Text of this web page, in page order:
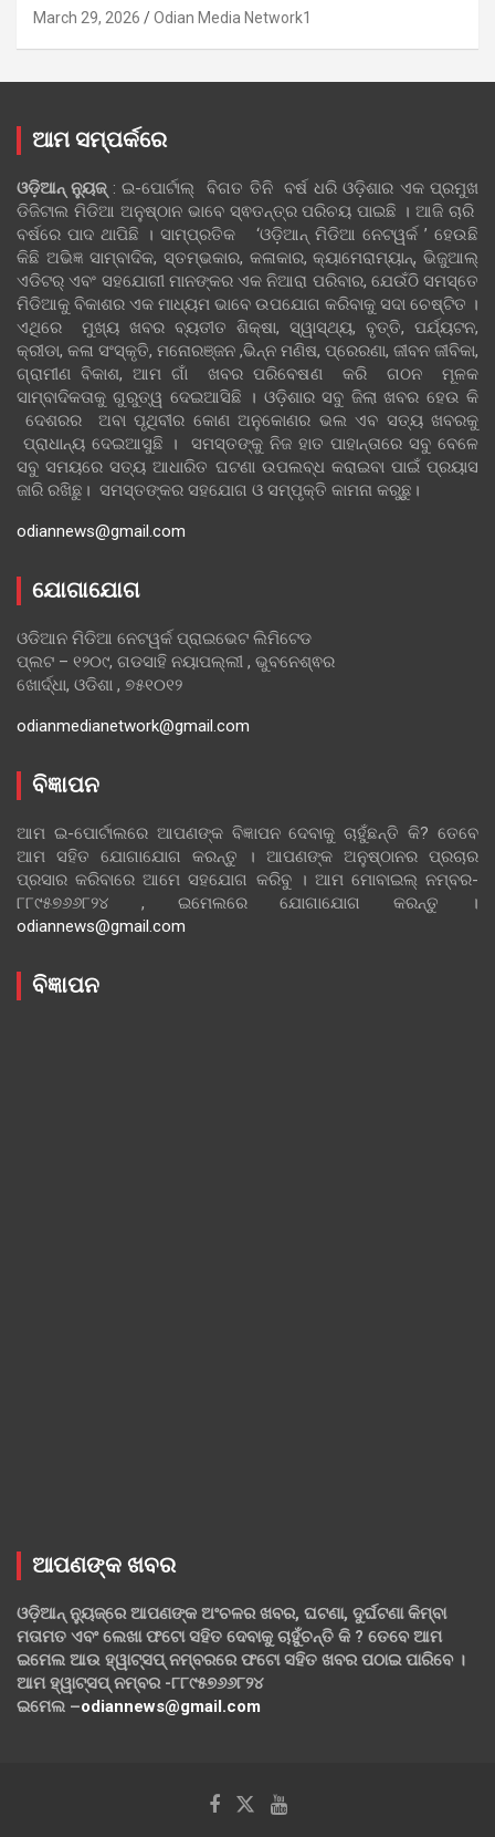
March 29, 2026 Odian Media Network1
ଆମ ସମ୍ପର୍କରେ
ଓଡ଼ିଆନ୍‍ ନ୍ୟୁଜ୍‍: ଇ-ପୋର୍ଟାଲ୍ ବିଗତ ତିନି ବର୍ଷ ଧରି ଓଡ଼ିଶାର ଏକ ପ୍ରମୁଖ
ଡିଜିଟାଲ ମିଡିଆ ଅନୁଷ୍ଠାନ ଭାବେ ସ୍ଵତନ୍ତ୍ର ପରିଚୟ ପାଇଛି । ଆଜି ଚାରି
ବର୍ଷରେ ପାଦ ଥାପିଛି । ସାମ୍ପ୍ରତିକ ‘ଓଡ଼ିଆନ୍‍ ମିଡିଆ ନେଟୱର୍କ ’ ହେଉଛି
କିଛି ଅଭିଜ୍ଞ ସାମ୍ବାଦିକ, ସ୍ତମ୍ଭକାର, କଳାକାର, କ୍ୟାମେରାମ୍ୟାନ୍, ଭିଜୁଆଲ୍
ଏଡିଟର୍ ଏବଂ ସହଯୋଗୀ ମାନଙ୍କର ଏକ ନିଆରା ପରିବାର, ଯେଉଁଠି ସମସ୍ତେ
ମିଡିଆକୁ ବିକାଶର ଏକ ମାଧ୍ୟମ ଭାବେ ଉପଯୋଗ କରିବାକୁ ସଦା ଚେଷ୍ଟିତ ।
ଏଥିରେ ମୁଖ୍ୟ ଖବର ବ୍ୟତୀତ ଶିକ୍ଷା, ସ୍ୱାସ୍ଥ୍ୟ, ବୃତ୍ତି, ପର୍ଯ୍ୟଟନ,
କ୍ରୀଡା, କଳା ସଂସ୍କୃତି, ମନୋରଞ୍ଜନ ,ଭିନ୍ନ ମଣିଷ, ପ୍ରେରଣା, ଜୀବନ ଜୀବିକା,
ଗ୍ରାମୀଣ ବିକାଶ, ଆମ ଗାଁ ଖବର ପରିବେଷଣ କରି ଗଠନ ମୂଳକ
ସାମ୍ବାଦିକତାକୁ ଗୁରୁତ୍ୱ ଦେଇଆସିଛି । ଓଡ଼ିଶାର ସବୁ ଜିଲା ଖବର ହେଉ କି
ଦେଶରର ଅବା ପୃଥିବୀର କୋଣ ଅନୁକୋଣର ଭଲ ଏବ ସତ୍ୟ ଖବରକୁ
ପ୍ରାଧାନ୍ୟ ଦେଇଆସୁଛି । ସମସ୍ତଙ୍କୁ ନିଜ ହାତ ପାହାନ୍ତାରେ ସବୁ ବେଳେ
ସବୁ ସମୟରେ ସତ୍ୟ ଆଧାରିତ ଘଟଣା ଉପଲବ୍ଧ କରାଇବା ପାଇଁ ପ୍ରୟାସ
ଜାରି ରଖିଛୁ। ସମସ୍ତଙ୍କର ସହଯୋଗ ଓ ସମ୍ପୃକ୍ତି କାମନା କରୁଛୁ।
odiannews@gmail.com
ଯୋଗାଯୋଗ
ଓଡିଆନ ମିଡିଆ ନେଟୱର୍କ ପ୍ରାଇଭେଟ ଲିମିଟେଡ
ପ୍ଲଟ – ୧୨୦୯, ଗଡସାହି ନୟାପଲ୍ଲୀ , ଭୁବନେଶ୍ଵର
ଖୋର୍ଦ୍ଧା, ଓଡିଶା , ୭୫୧୦୧୨
odianmedianetwork@gmail.com
ବିଜ୍ଞାପନ
ଆମ ଇ-ପୋର୍ଟାଲରେ ଆପଣଙ୍କ ବିଜ୍ଞାପନ ଦେବାକୁ ଚାହୁଁଛନ୍ତି କି? ତେବେ
ଆମ ସହିତ ଯୋଗାଯୋଗ କରନ୍ତୁ । ଆପଣଙ୍କ ଅନୁଷ୍ଠାନର ପ୍ରଚାର
ପ୍ରସାର କରିବାରେ ଆମେ ସହଯୋଗ କରିବୁ । ଆମ ମୋବାଇଲ୍ ନମ୍ବର-
୮୮୯୫୭୬୬୮୨୪ , ଇମେଲରେ ଯୋଗାଯୋଗ କରନ୍ତୁ ।
odiannews@gmail.com
ବିଜ୍ଞାପନ
ଆପଣଙ୍କ ଖବର
ଓଡ଼ିଆନ୍ ନ୍ୟୁଜ୍‌ରେ ଆପଣଙ୍କ ଅଂଚଳର ଖବର, ଘଟଣା, ଦୁର୍ଘଟଣା କିମ୍ବା
ମତାମତ ଏବଂ ଲେଖା ଫଟୋ ସହିତ ଦେବାକୁ ଚାହୁଁଚନ୍ତି କି ? ତେବେ ଆମ
ଇମେଲ ଆଉ ହ୍ୱାଟ୍‌ସପ୍ ନମ୍ବରରେ ଫଟୋ ସହିତ ଖବର ପଠାଇ ପାରିବେ ।
ଆମ ହ୍ୱାଟ୍‌ସପ୍ ନମ୍ବର -୮୮୯୫୭୬୬୮୨୪
ଇମେଲ –odiannews@gmail.com